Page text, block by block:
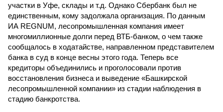
участки в Уфе, склады и т.д. Однако Сбербанк был не
единственным, кому задолжала организация. По данным
ИА REGNUM, лесопромышленная компания имеет
многомиллионные долги перед ВТБ-банком, о чем также
сообщалось в ходатайстве, направленном представителем
банка в суд в конце весны этого года. Теперь все
кредиторы объединились и проголосовали против
восстановления бизнеса и выведение «Башкирской
лесопромышленной компании» из стадии наблюдения в
стадию банкротства.